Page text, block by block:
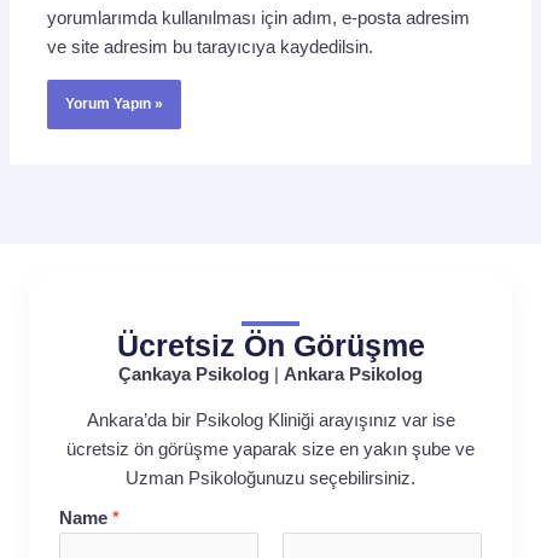
yorumlarımda kullanılması için adım, e-posta adresim
ve site adresim bu tarayıcıya kaydedilsin.
Ücretsiz Ön Görüşme
Çankaya Psikolog Ankara Psikolog
Ankara’da bir Psikolog Kliniği arayışınız var ise
ücretsiz ön görüşme yaparak size en yakın şube ve
Uzman Psikoloğunuzu seçebilirsiniz.
Name *